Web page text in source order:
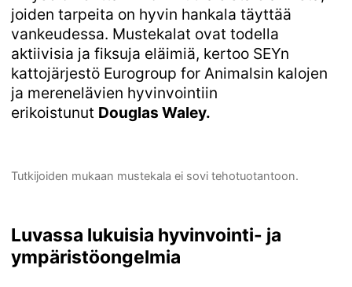
joiden tarpeita on hyvin hankala täyttää
vankeudessa. Mustekalat ovat todella
aktiivisia ja fiksuja eläimiä, kertoo SEYn
kattojärjestö Eurogroup for Animalsin kalojen
ja merenelävien hyvinvointiin
erikoistunut Douglas Waley.
Tutkijoiden ­mukaan muste­kala ei sovi tehotuotantoon.
Luvassa lukuisia hyvinvointi- ja
ympäristöongelmia